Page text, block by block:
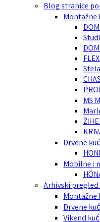
Blog stranice
Montažne
MS
Drvene
Mobilne i
Arhivski
Montažne
Drvene
Vikend